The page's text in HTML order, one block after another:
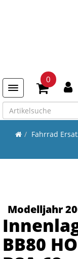
Toggle navigation
0
Fahrrad
Modelljahr
BB80